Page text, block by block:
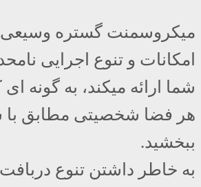
میکروسمنت گستره وسیعی
امکانات و تنوع اجرایی
شما ارائه میکند، به گونه
هر فضا شخصیتی مطابق با
ببخشید.
به خاطر داشتن تنوع